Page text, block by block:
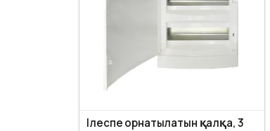
Ілеспе орнатылатын қалқа, 3